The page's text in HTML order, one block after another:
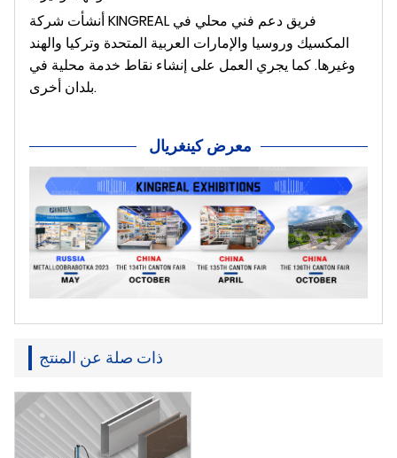
أنشأت شركة KINGREAL فريق دعم فني محلي في
المكسيك وروسيا والإمارات العربية المتحدة وتركيا والهند
وغيرها. كما يجري العمل على إنشاء نقاط خدمة محلية في
بلدان أخرى.
معرض كينغريال
ذات صلة عن المنتج